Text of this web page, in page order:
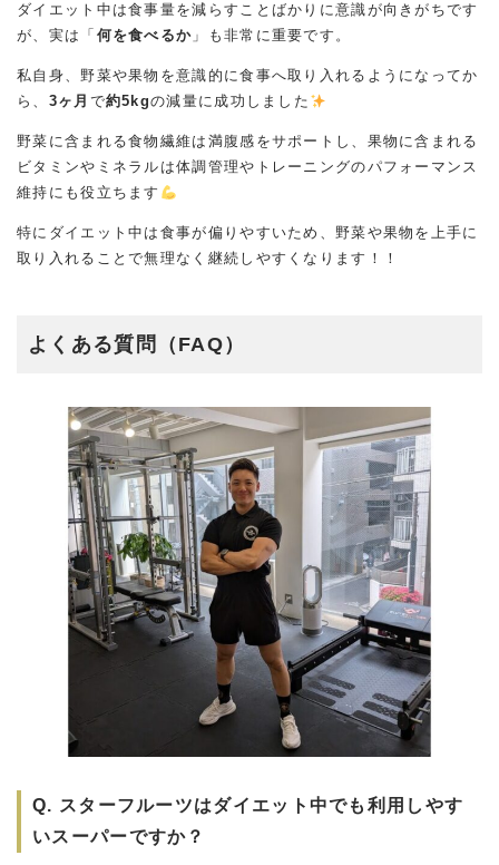
ダイエット中は食事量を減らすことばかりに意識が向きがちです
が、実は「 何を食べるか 」も非常に重要です。
私自身、野菜や果物を意識的に食事へ取り入れるようになってか
ら、 3ヶ月 で約5kgの減量に成功しました
野菜に含まれる食物繊維は満腹感をサポートし、果物に含まれる
ビタミンやミネラルは体調管理やトレーニングのパフォーマンス
維持にも役立ちます
特にダイエット中は食事が偏りやすいため、野菜や果物を上手に
取り入れることで無理なく継続しやすくなります！！
よくある質問（FAQ）
Q. スターフルーツはダイエット中でも利用しやす
いスーパーですか？